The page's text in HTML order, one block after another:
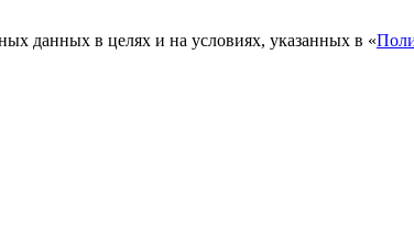
данных в целях и на условиях, указанных в «